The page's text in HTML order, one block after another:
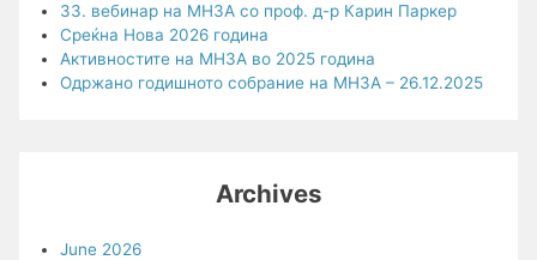
33. вебинар на МНЗА со проф. д-р Карин Паркер
Среќна Нова 2026 година
Активностите на МНЗА во 2025 година
Одржано годишното собрание на МНЗА – 26.12.2025
Archives
June 2026